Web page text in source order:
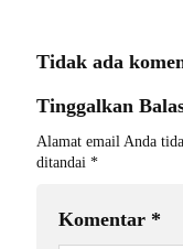
Tidak ada
Tinggalkan
Alamat email Anda
ditandai *
Komentar *